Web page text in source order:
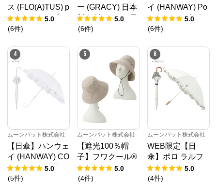
ス (FLO(A)TUS) p
rint ストライプ コ
ットン フラワー
ンバット】 レデ
ィース 晴雨兼用
耐風傘 ジャンプ
式 超撥水 UV
5.0
(6件)
ー (GRACY) 日本
製 無地 フリル 長
傘 【公式ムーン
ギフト
5.0
(6件)
イ (HANWAY) Po
wder-Shiny 折傘
晴雨兼用 一級遮
5.0
(6件)
4
ムーンバット株式会社
【日傘】ハンウェ
イ (HANWAY) CO
SMETIC line 表パ
ールコーティング
5.0
(5件)
5
ムーンバット株式会社
【遮光100％帽
子】フワクール®
(Fuwacool®) カサ
ブランカ 遮光1
5.0
(4件)
6
ムーンバット株式会社
WEB限定【日
傘】ポロ ラルフ
ローレン(POLO R
ALPH LAUREN)
5.0
(4件)
ムーンバット株式会社